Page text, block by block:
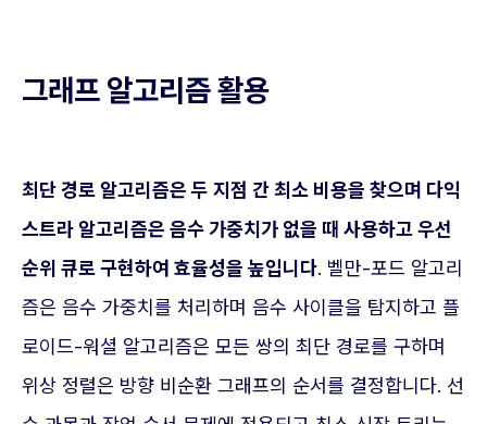
그래프 알고리즘 활용
최단 경로 알고리즘은 두 지점 간 최소 비용을 찾으며 다익
스트라 알고리즘은 음수 가중치가 없을 때 사용하고 우선
순위 큐로 구현하여 효율성을 높입니다. 벨만-포드 알고리
즘은 음수 가중치를 처리하며 음수 사이클을 탐지하고 플
로이드-워셜 알고리즘은 모든 쌍의 최단 경로를 구하며
위상 정렬은 방향 비순환 그래프의 순서를 결정합니다. 선